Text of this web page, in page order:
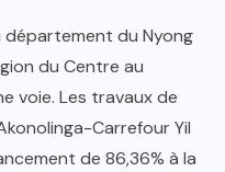
du Nyong
du Centre au
voie. Les travaux de
Carrefour Yil
de 86,36% à la